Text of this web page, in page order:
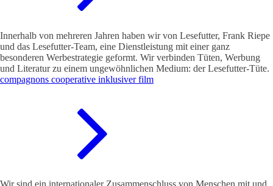
Innerhalb von mehreren Jahren haben wir von Lesefutter, Frank Riepe
und das Lesefutter-Team, eine Dienstleistung mit einer ganz
besonderen Werbestrategie geformt. Wir verbinden Tüten, Werbung
und Literatur zu einem ungewöhnlichen Medium: der Lesefutter-Tüte.
compagnons cooperative inklusiver film
Wir sind ein internationaler Zusammenschluss von Menschen mit und